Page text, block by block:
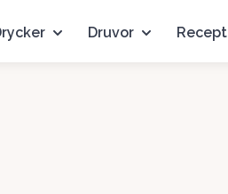
Druvor Recept